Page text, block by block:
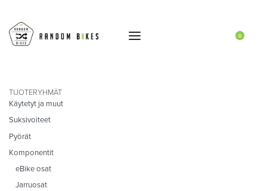
0
TUOTERYHMÄT
Käytetyt ja muut
Suksivoiteet
Pyörät
Komponentit
eBike osat
Jarruosat